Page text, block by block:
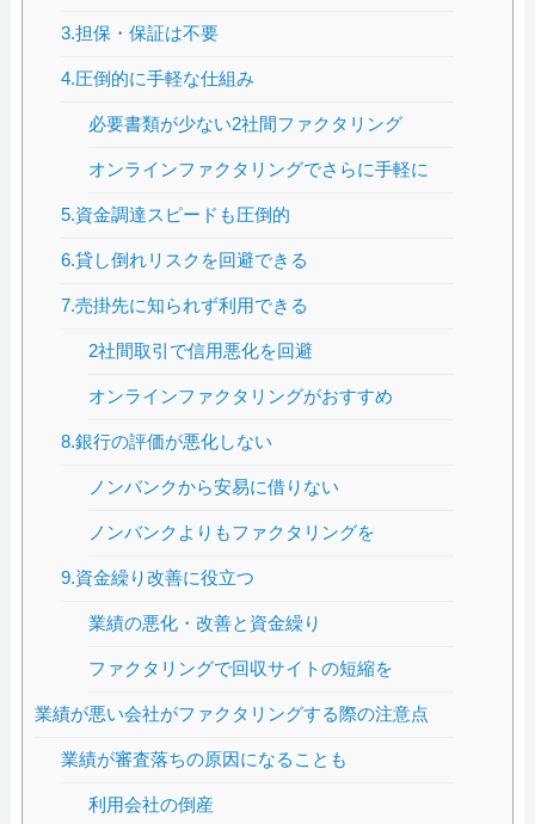
3.担保・保証は不要
4.圧倒的に手軽な仕組み
必要書類が少ない2社間ファクタリング
オンラインファクタリングでさらに手軽に
5.資金調達スピードも圧倒的
6.貸し倒れリスクを回避できる
7.売掛先に知られず利用できる
2社間取引で信用悪化を回避
オンラインファクタリングがおすすめ
8.銀行の評価が悪化しない
ノンバンクから安易に借りない
ノンバンクよりもファクタリングを
9.資金繰り改善に役立つ
業績の悪化・改善と資金繰り
ファクタリングで回収サイトの短縮を
業績が悪い会社がファクタリングする際の注意点
業績が審査落ちの原因になることも
利用会社の倒産